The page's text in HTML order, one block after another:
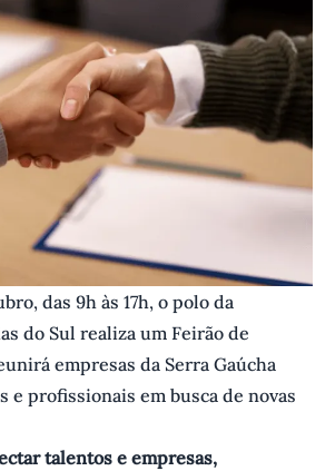
das 9h às 17h, o polo da
do Sul realiza um Feirão de
empresas da Serra Gaúcha
e profissionais em busca de novas
talentos e empresas,